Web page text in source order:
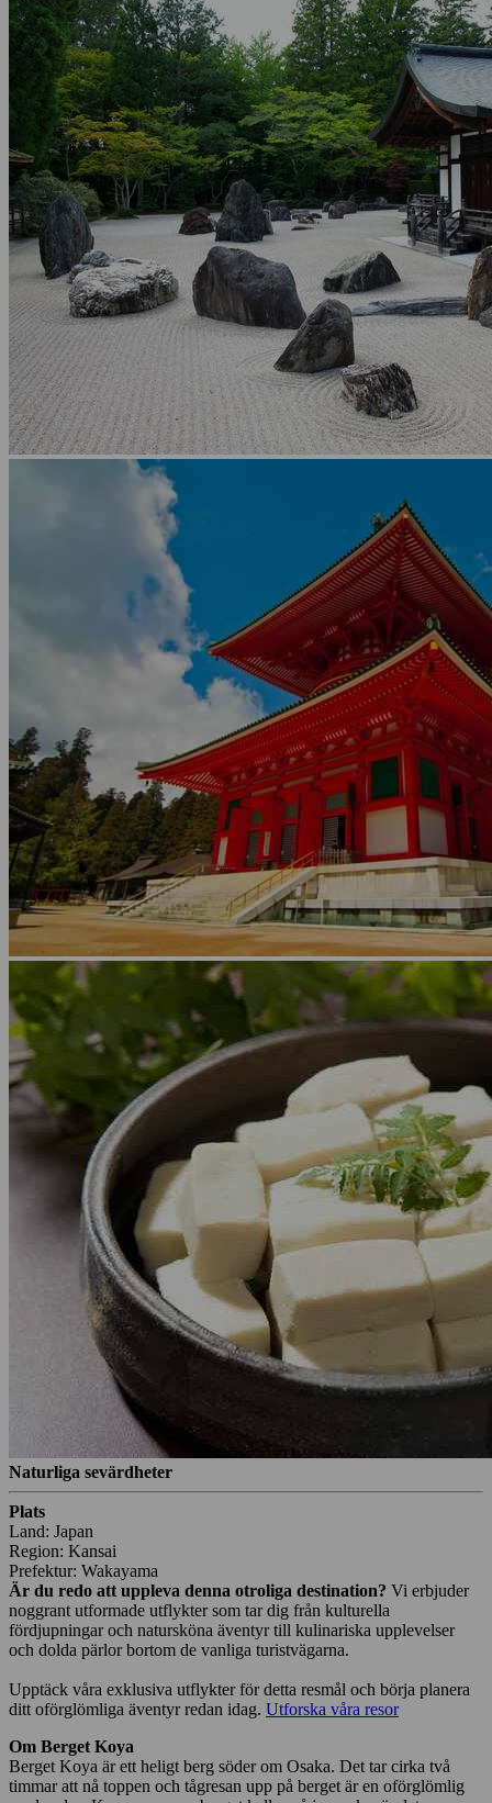
Naturliga sevärdheter
Plats
Land: Japan
Region: Kansai
Prefektur: Wakayama
Är du redo att uppleva denna otroliga destination? Vi erbjuder
noggrant utformade utflykter som tar dig från kulturella
fördjupningar och natursköna äventyr till kulinariska upplevelser
och dolda pärlor bortom de vanliga turistvägarna.
Upptäck våra exklusiva utflykter för detta resmål och börja planera
ditt oförglömliga äventyr redan idag. Utforska våra resor
Om Berget Koya
Berget Koya är ett heligt berg söder om Osaka. Det tar cirka två
timmar att nå toppen och tågresan upp på berget är en oförglömlig